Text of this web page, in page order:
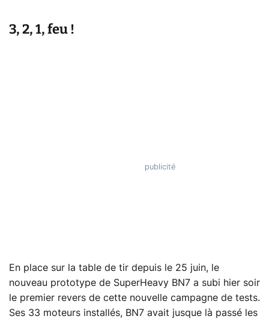
3, 2, 1, feu !
En place sur la table de tir depuis le 25 juin, le
nouveau prototype de SuperHeavy BN7 a subi hier soir
le premier revers de cette nouvelle campagne de tests.
Ses 33 moteurs installés, BN7 avait jusque là passé les